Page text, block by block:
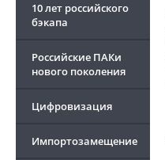
10 лет российского
бэкапа
Российские ПАКи
нового поколения
Цифровизация
Импортозамещение